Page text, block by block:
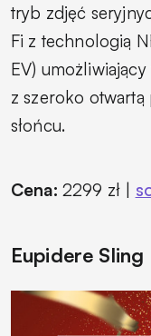
tryb zdjęć
Fi z technologią
EV)
z szeroko
słońcu.
Cena: 2299 zł |
Eupidere Sling